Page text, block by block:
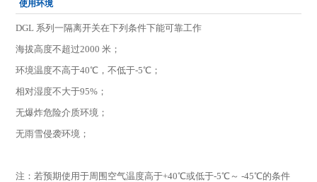
使用环境
DGL 系列一隔离开关在下列条件下能可靠工作
海拔高度不超过2000 米；
环境温度不高于40℃，不低于-5℃；
相对湿度不大于95%；
无爆炸危险介质环境；
无雨雪侵袭环境；
注：若预期使用于周围空气温度高于+40℃或低于-5℃～ -45℃的条件